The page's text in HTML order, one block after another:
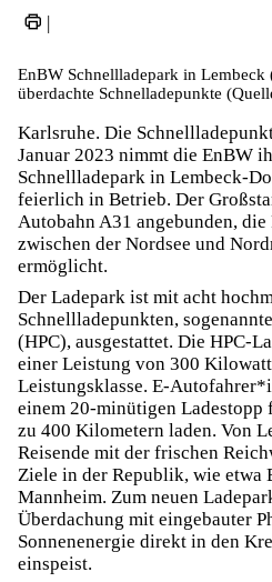
|
EnBW Schnellladepark in Lembeck
überdachte Schnelladepunkte
Karlsruhe. Die
Januar 2023 nimmt die EnBW
Schnellladepark in Lembeck-
feierlich in Betrieb. Der
Autobahn A31 angebunden,
zwischen der Nordsee und
ermöglicht.
Der Ladepark ist mit acht
Schnellladepunkten,
(HPC), ausgestattet. Die HPC-
einer Leistung von 300
Leistungsklasse. E-
einem 20-minütigen Ladestopp
zu 400 Kilometern laden. Von
Reisende mit der frischen
Ziele in der Republik, wie etwa
Mannheim. Zum neuen
Überdachung mit eingebauter
Sonnenenergie direkt in den
einspeist.